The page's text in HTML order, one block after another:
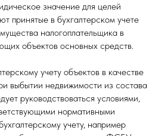
значение для целей
принятые в бухгалтерском учете
налогоплательщика в
объектов основных средств.
учету объектов в качестве
выбытии недвижимости из состава
руководствоваться условиями,
нормативными
учету, например